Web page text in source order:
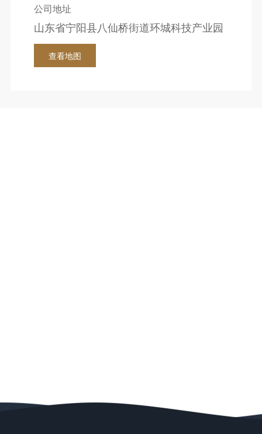
公司地址
山东省宁阳县八仙桥街道环城科技产业园
查看地图